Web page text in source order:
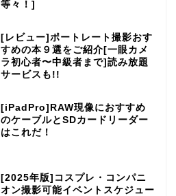
等々！]
[レビュー]ポートレート撮影おす
すめの本９選をご紹介[一眼カメ
ラ初心者〜中級者まで]読み放題
サービスも!!
[iPadPro]RAW現像におすすめ
のケーブルとSDカードリーダー
はこれだ！
[2025年版]コスプレ・コンパニ
オン撮影可能イベントスケジュー